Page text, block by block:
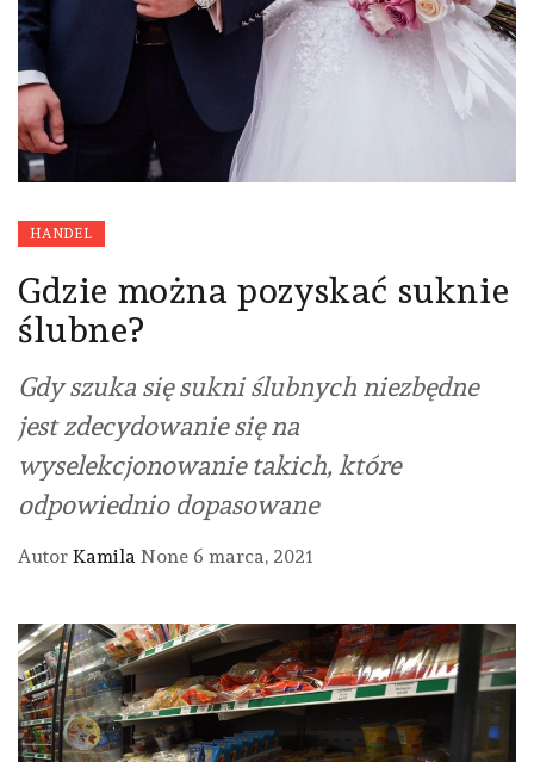
HANDEL
Gdzie można pozyskać suknie
ślubne?
Gdy szuka się sukni ślubnych niezbędne
jest zdecydowanie się na
wyselekcjonowanie takich, które
odpowiednio dopasowane
Autor Kamila None 6 marca, 2021